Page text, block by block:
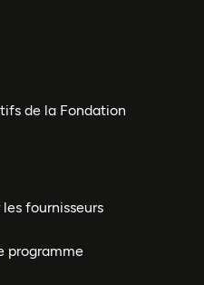
de la Fondation
fournisseurs
programme